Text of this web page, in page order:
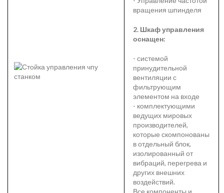
вращения шпинделя
2. Шкаф управления
оснащен:
- системой
принудительной
вентиляции с
фильтрующим
элементом на входе
- комплектующими
ведущих мировых
производителей,
которые скомпонованы
в отдельный блок,
изолированный от
вибраций, перегрева и
других внешних
воздействий.
Все компоненты и